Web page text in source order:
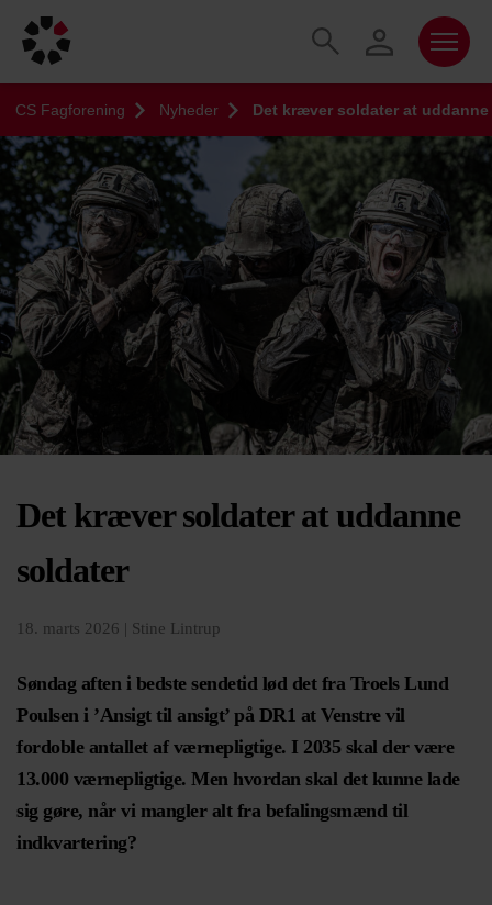
CS Fagforening Nyheder Det kræver soldater at
Det kræver soldater at uddanne
soldater
18. marts 2026 | Stine Lintrup
Søndag aften i bedste sendetid lød det fra Troels Lund
Poulsen i ’Ansigt til ansigt’ på DR1 at Venstre vil
fordoble antallet af værnepligtige. I 2035 skal der være
13.000 værnepligtige. Men hvordan skal det kunne lade
sig gøre, når vi mangler alt fra befalingsmænd til
indkvartering?